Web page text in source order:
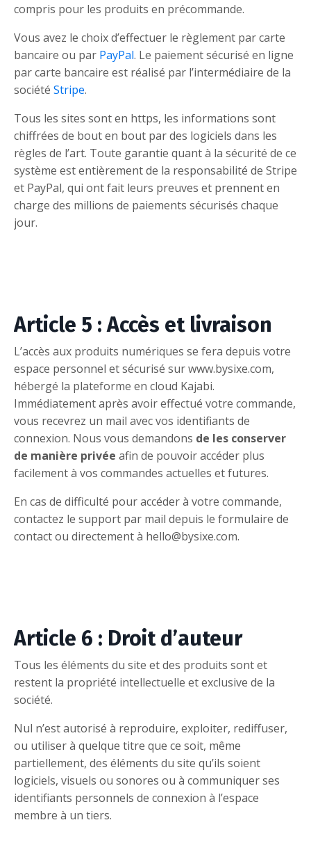
compris pour les produits en précommande.
Vous avez le choix d’effectuer le règlement par carte
bancaire ou par PayPal. Le paiement sécurisé en ligne
par carte bancaire est réalisé par l’intermédiaire de la
société Stripe.
Tous les sites sont en https, les informations sont
chiffrées de bout en bout par des logiciels dans les
règles de l’art. Toute garantie quant à la sécurité de ce
système est entièrement de la responsabilité de Stripe
et PayPal, qui ont fait leurs preuves et prennent en
charge des millions de paiements sécurisés chaque
jour.
Article 5 : Accès et livraison
L’accès aux produits numériques se fera depuis votre
espace personnel et sécurisé sur www.bysixe.com,
hébergé la plateforme en cloud Kajabi.
Immédiatement après avoir effectué votre commande,
vous recevrez un mail avec vos identifiants de
connexion. Nous vous demandons de les conserver
de manière privée afin de pouvoir accéder plus
facilement à vos commandes actuelles et futures.
En cas de difficulté pour accéder à votre commande,
contactez le support par mail depuis le formulaire de
contact ou directement à hello@bysixe.com.
Article 6 : Droit d’auteur
Tous les éléments du site et des produits sont et
restent la propriété intellectuelle et exclusive de la
société.
Nul n’est autorisé à reproduire, exploiter, rediffuser,
ou utiliser à quelque titre que ce soit, même
partiellement, des éléments du site qu’ils soient
logiciels, visuels ou sonores ou à communiquer ses
identifiants personnels de connexion à l’espace
membre à un tiers.